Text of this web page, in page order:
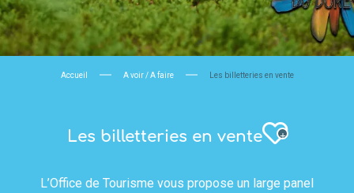
Accueil A voir / A faire Les billetteries en vente
Les billetteries en venteAjouter
L’Office de Tourisme vous propose un large panel